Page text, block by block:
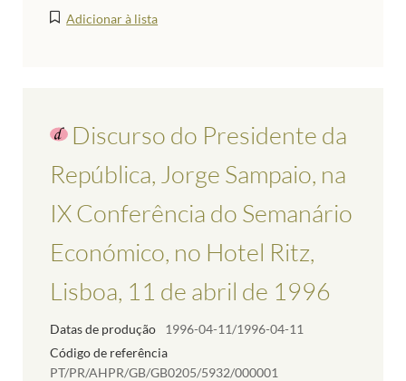
Adicionar à lista
Discurso do Presidente da
República, Jorge Sampaio, na
IX Conferência do Semanário
Económico, no Hotel Ritz,
Lisboa, 11 de abril de 1996
Datas de produção
1996-04-11/1996-04-11
Código de referência
PT/PR/AHPR/GB/GB0205/5932/000001